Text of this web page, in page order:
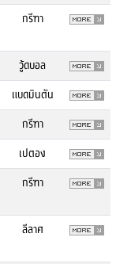
กรีฑา
วู้ดบอล
แบดมินตัน
กรีฑา
เปตอง
กรีฑา
ลีลาศ